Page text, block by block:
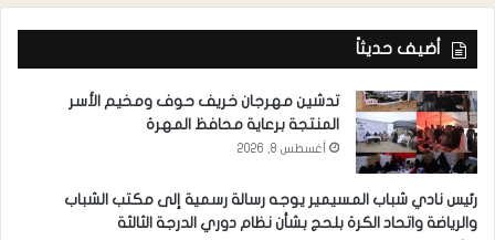
أضيف حديثاً
تدشين مهرجان خريف حوف ومخيم الأسر
المنتجة برعاية محافظ المهرة
أغسطس 8, 2026
رئيس نادي شباب المسيمير يوجه رسالة رسمية إلى مكتب الشباب
والرياضة واتحاد الكرة بلحج بشأن نظام دوري الدرجة الثالثة